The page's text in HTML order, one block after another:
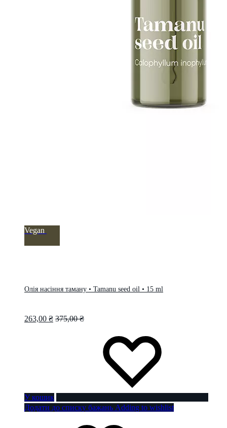
Vegan
Олія насіння таману • Tamanu seed oil • 15 ml
263,00 ₴ 375,00₴
У кошик
Додати до списку бажань Adding to wishlist